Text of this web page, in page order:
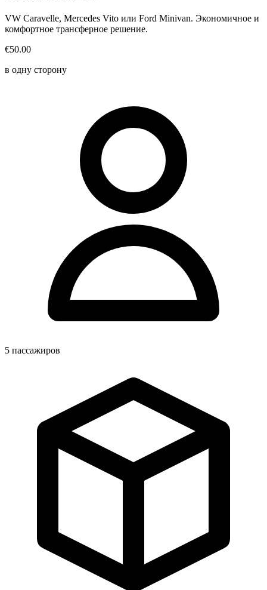
VW Caravelle, Mercedes Vito или Ford Minivan. Экономичное и
комфортное трансферное решение.
€50.00
в одну сторону
5 пассажиров